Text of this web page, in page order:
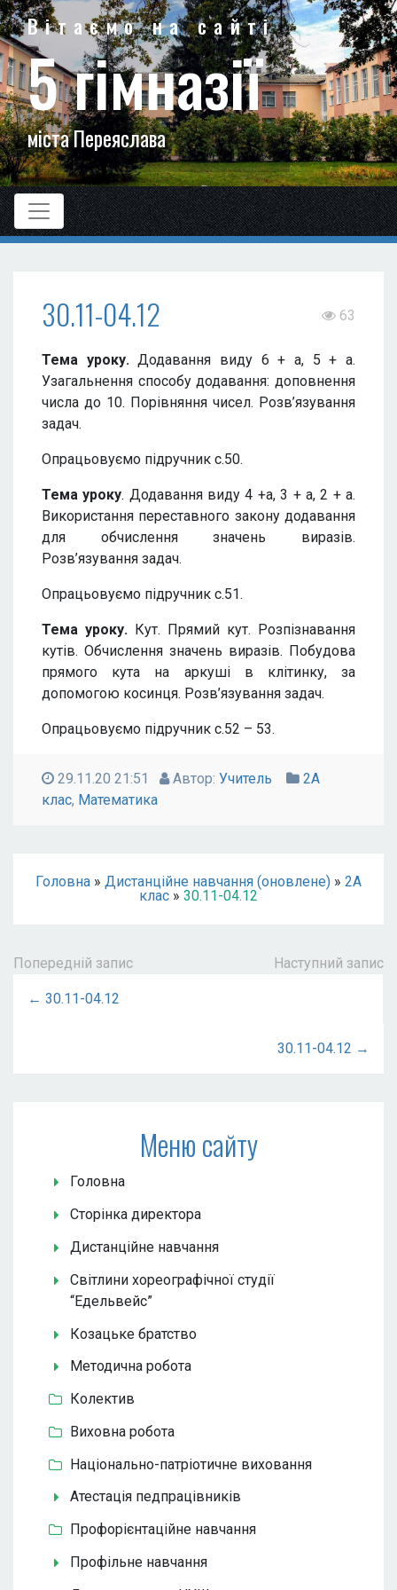
Вітаємо на сайті
5 гімназії
міста Переяслава
30.11-04.12 63
Тема уроку.Додавання виду 6 + а, 5 + а.
Узагальнення способу додавання: доповнення
числа до 10. Порівняння чисел. Розв’язування
задач.
Опрацьовуємо підручник с.50.
Тема уроку. Додавання виду 4 +а, 3 + а, 2 + а.
Використання переставного закону додавання
для обчислення значень виразів.
Розв’язування задач.
Опрацьовуємо підручник с.51.
Тема уроку. Кут. Прямий кут. Розпізнавання
кутів. Обчислення значень виразів. Побудова
прямого кута на аркуші в клітинку, за
допомогою косинця. Розв’язування задач.
Опрацьовуємо підручник с.52 – 53.
29.11.20 21:51 Автор: Учитель
2А
клас, Математика
Головна » Дистанційне навчання (оновлене) » 2А
клас » 30.11-04.12
Попередній запис Наступний запис
← 30.11-04.12
30.11-04.12 →
Меню сайту
Головна
Сторінка директора
Дистанційне навчання
Світлини хореографічної студії
“Едельвейс”
Козацьке братство
Методична робота
Колектив
Виховна робота
Національно-патріотичне виховання
Атестація педпрацівників
Профорієнтаційне навчання
Профільне навчання